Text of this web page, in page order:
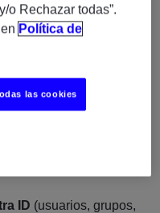
+ Microsoft Entra
de identidad
ID (usuarios, grupos,
o Rechazar todas”.
Política de
las cookies